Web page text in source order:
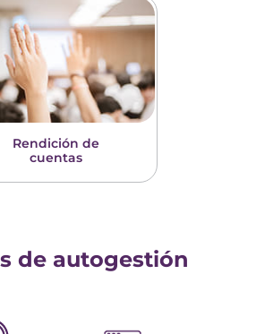
Rendición de
cuentas
de autogestión